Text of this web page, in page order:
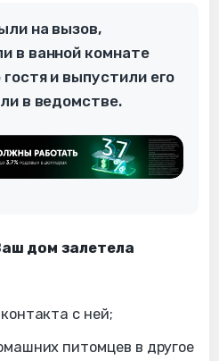
на вызов,
в ванной комнате
гостя и выпустили его
в ведомстве.
дом залетела
с ней;
питомцев в другое